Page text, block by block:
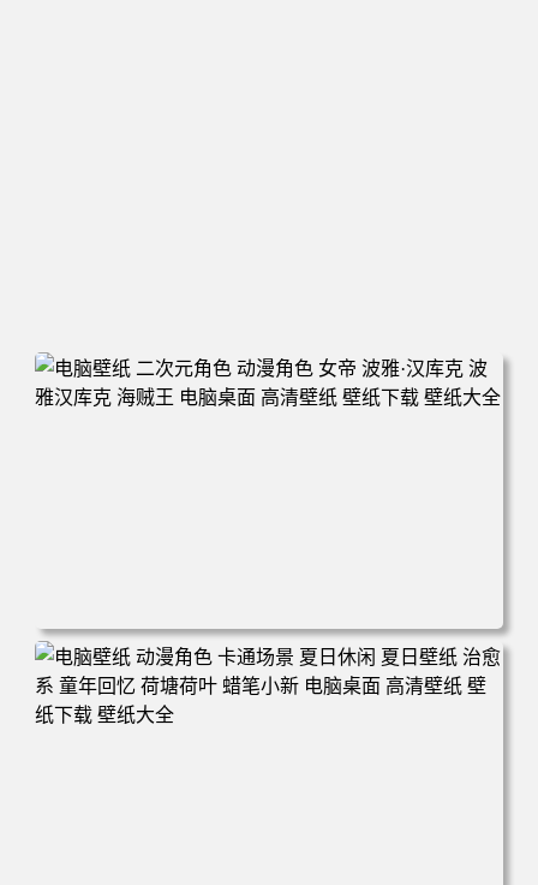
电脑壁纸 二次元角色 动漫角色 女帝 波雅·汉库克 波雅汉库
克 海贼王 电脑桌面 高清壁纸 壁纸下载 壁纸大全